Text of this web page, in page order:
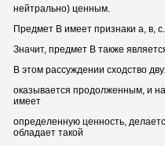
нейтрально) ценным.
Предмет В имеет признаки а, в, с.
Значит, предмет В также
В этом рассуждении сходство
оказывается продолженным, и
имеет
определенную ценность,
обладает такой